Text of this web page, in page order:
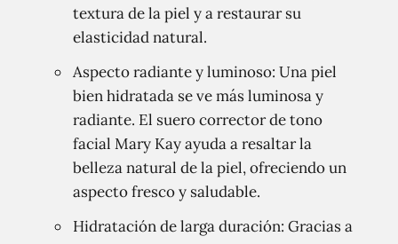
textura de la piel y a restaurar su
elasticidad natural.
Aspecto radiante y luminoso: Una piel
bien hidratada se ve más luminosa y
radiante. El suero corrector de tono
facial Mary Kay ayuda a resaltar la
belleza natural de la piel, ofreciendo un
aspecto fresco y saludable.
Hidratación de larga duración: Gracias a